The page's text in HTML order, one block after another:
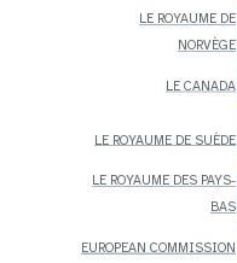
LE ROYAUME DE
NORVÈGE
LE CANADA
LE ROYAUME DE SUÈDE
LE ROYAUME DES PAYS-
BAS
EUROPEAN COMMISSION